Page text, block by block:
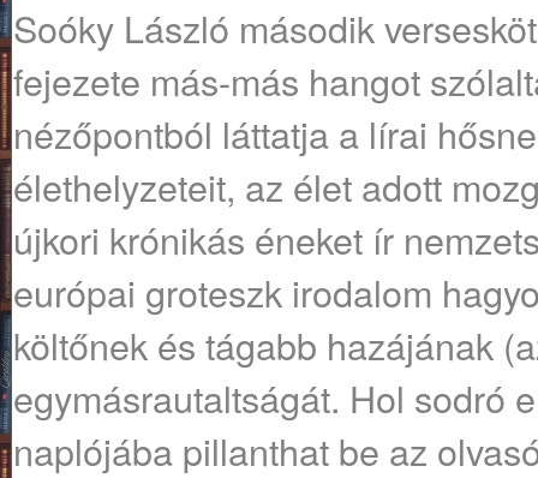
Soóky László második
fejezete más-más hangot
nézőpontból láttatja a lírai
élethelyzeteit, az élet adott
újkori krónikás éneket ír
európai groteszk irodalom
költőnek és tágabb hazájának
egymásrautaltságát. Hol sodró
naplójába pillanthat be az